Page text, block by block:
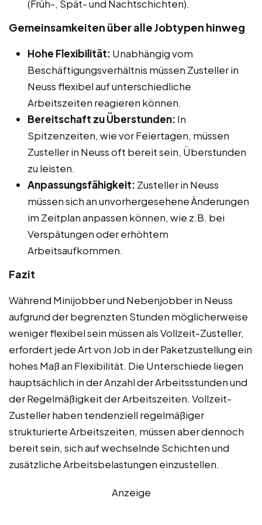
(Früh-, Spät- und Nachtschichten).
Gemeinsamkeiten über alle Jobtypen hinweg
Hohe Flexibilität: Unabhängig vom
Beschäftigungsverhältnis müssen Zusteller in
Neuss flexibel auf unterschiedliche
Arbeitszeiten reagieren können.
Bereitschaft zu Überstunden: In
Spitzenzeiten, wie vor Feiertagen, müssen
Zusteller in Neuss oft bereit sein, Überstunden
zu leisten.
Anpassungsfähigkeit: Zusteller in Neuss
müssen sich an unvorhergesehene Änderungen
im Zeitplan anpassen können, wie z.B. bei
Verspätungen oder erhöhtem
Arbeitsaufkommen.
Fazit
Während Minijobber und Nebenjobber in Neuss
aufgrund der begrenzten Stunden möglicherweise
weniger flexibel sein müssen als Vollzeit-Zusteller,
erfordert jede Art von Job in der Paketzustellung ein
hohes Maß an Flexibilität. Die Unterschiede liegen
hauptsächlich in der Anzahl der Arbeitsstunden und
der Regelmäßigkeit der Arbeitszeiten. Vollzeit-
Zusteller haben tendenziell regelmäßiger
strukturierte Arbeitszeiten, müssen aber dennoch
bereit sein, sich auf wechselnde Schichten und
zusätzliche Arbeitsbelastungen einzustellen.
Anzeige